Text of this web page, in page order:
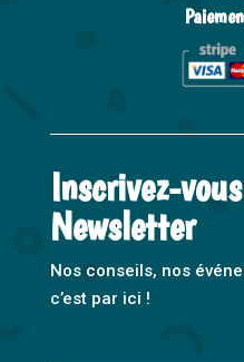
Inscrivez-
Newsletter
Nos conseils, nos
c’est par ici !